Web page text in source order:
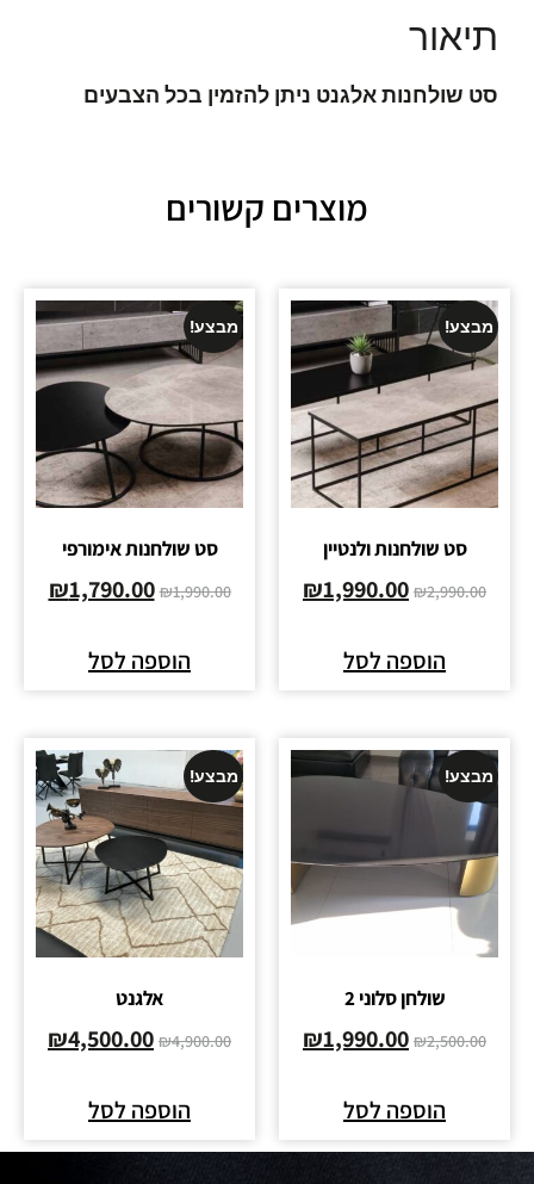
תיאור
סט שולחנות אלגנט ניתן להזמין בכל הצבעים
מוצרים קשורים
מבצע!
סט שולחנות ולנטיין
₪2,990.00
₪1,990.00
הוספה לסל
מבצע!
סט שולחנות אימורפי
₪1,990.00
₪1,790.00
הוספה לסל
מבצע!
שולחן סלוני 2
₪2,500.00
₪1,990.00
הוספה לסל
מבצע!
אלגנט
₪4,900.00
₪4,500.00
הוספה לסל